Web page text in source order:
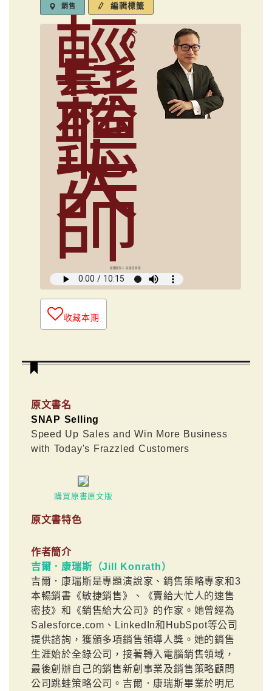
銷售 編輯標籤
輕
鬆
聽
大
師
媒體創意人 俞國定導讀
收藏本期
原文書名
SNAP Selling
Speed Up Sales and Win More Business
with Today's Frazzled Customers
購買原書原文版
原文書特色
作者簡介
吉爾．康瑞斯（Jill Konrath）
吉爾．康瑞斯是專題演說家、銷售策略專家和3
本暢銷書《敏捷銷售》、《賣給大忙人的速售
密技》和《銷售給大公司》的作家。她曾經為
Salesforce.com、LinkedIn和HubSpot等公司
提供諮詢，獲頒多項銷售領導人獎。她的銷售
生涯始於全錄公司，接著轉入電腦銷售領域，
最後創辦自己的銷售新創事業及銷售策略顧問
公司跳蛙策略公司。吉爾．康瑞斯畢業於明尼